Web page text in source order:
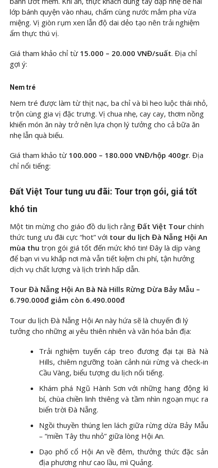
lớp bánh quyện vào nhau, chấm cùng nước mắm pha vừa
miệng. Vị giòn rụm xen lẫn độ dai dẻo tạo nên trải nghiệm
ẩm thực thú vị.
Giá tham khảo chỉ từ 15.000 – 20.000 VNĐ/suất. Địa chỉ
gợi ý:
Nem tré
Nem tré được làm từ thịt nạc, ba chỉ và bì heo luộc thái nhỏ,
trộn cùng gia vị đặc trưng. Vị chua nhẹ, cay cay, thơm nồng
khiến món ăn này trở nên lựa chọn lý tưởng cho cả bữa ăn
nhẹ lẫn quà biếu.
Giá tham khảo từ 100.000 – 180.000 VNĐ/hộp 400gr. Địa
chỉ nổi tiếng:
Đất Việt Tour tung ưu đãi: Tour trọn gói, giá tốt
khó tin
Một tin mừng cho giáo đồ du lịch rằng Đất Việt Tour chính
thức tung ưu đãi cực “hot” với tour du lịch Đà Nẵng Hội An
mùa thu trọn gói giá tốt đến mức khó tin! Đây là dịp vàng
để bạn vi vu khắp nơi mà vẫn tiết kiệm chi phí, tận hưởng
dịch vụ chất lượng và lịch trình hấp dẫn.
Tour Đà Nẵng Hội An Bà Nà Hills Rừng Dừa Bảy Mẫu –
6.790.000đ giảm còn 6.490.000đ
Tour du lịch Đà Nẵng Hội An này hứa sẽ là chuyến đi lý
tưởng cho những ai yêu thiên nhiên và văn hóa bản địa:
Trải nghiệm tuyến cáp treo đương đại tại Bà Nà
Hills, chiêm ngưỡng toàn cảnh núi rừng và check-in
Cầu Vàng, biểu tượng du lịch nổi tiếng.
Khám phá Ngũ Hành Sơn với những hang động kì
bí, chùa chiền linh thiêng và tầm nhìn ngoạn mục ra
biển trời Đà Nẵng.
Ngồi thuyền thúng len lách giữa rừng dừa Bảy Mẫu
– “miền Tây thu nhỏ” giữa lòng Hội An.
Dạo phố cổ Hội An về đêm, thưởng thức đặc sản
địa phương như cao lầu, mì Quảng.